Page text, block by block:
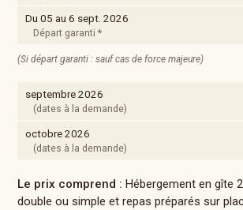
Du 05 au 6 sept. 2026
Départ garanti *
(Si départ garanti : sauf cas de force majeure)
septembre 2026
(dates à la demande)
octobre 2026
(dates à la demande)
Le prix comprend : Hébergement en gîte
double ou simple et repas préparés sur